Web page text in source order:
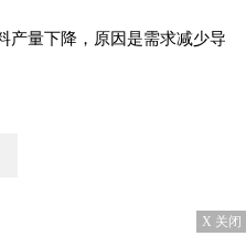
产量下降，原因是需求减少导
X 关闭